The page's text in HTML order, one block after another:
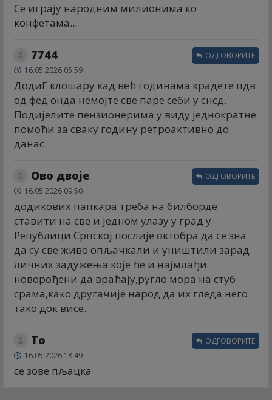
Се играју народним милионима ко
конфетама...
7744
16.05.2026 05:59
ДодиГ клошару кад већ годинама крадете пдв
од фед онда немојте све паре себи у снсд.
Подијелите пензионерима у виду једнократне
помоћи за сваку годину ретроактивно до
данас.
ОДГОВОРИТЕ
Ово двоје
16.05.2026 09:50
додикових папкара треба на билборде
ставити на све и једном улазу у град у
Републици Српској послије октобра да се зна
да су све живо опљачкали и уништили зарад
личних задужења које ће и најмлађи
новорођени да враћају,ругло мора на стуб
срама,како другачије народ да их гледа него
тако док висе.
ОДГОВОРИТЕ
То
16.05.2026 18:49
се зове пљацка
ОДГОВОРИТЕ